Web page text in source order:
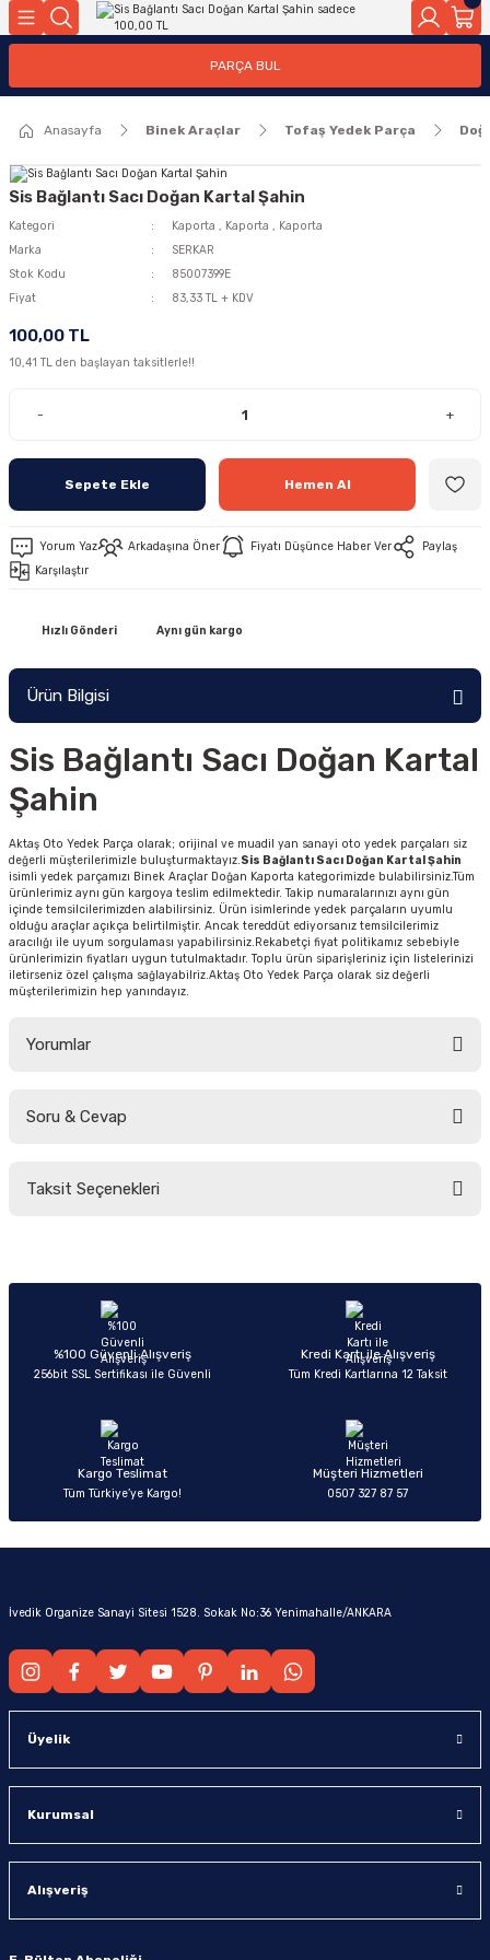
PARÇA BUL
Anasayfa Binek Araçlar Tofaş Yedek Parça
Sis Bağlantı Sacı Doğan Kartal Şahin
Kategori Kaporta , Kaporta , Kaporta
Marka
SERKAR
Stok Kodu
85007399E
Fiyat
83,33 TL + KDV
100,00 TL
10,41 TL den başlayan taksitlerle!!
- +
Sepete Ekle Hemen Al
Yorum Yaz Arkadaşına Öner Fiyatı Düşünce Haber Ver
Paylaş
Karşılaştır
Hızlı Gönderi Aynı gün kargo
Ürün Bilgisi
Sis Bağlantı Sacı Doğan Kartal
Şahin
Aktaş Oto Yedek Parça olarak; orijinal ve muadil yan sanayi oto yedek parçaları siz
değerli müşterilerimizle buluşturmaktayız.Sis Bağlantı Sacı Doğan Kartal Şahin
isimli yedek parçamızı Binek Araçlar Doğan Kaporta kategorimizde bulabilirsiniz.Tüm
ürünlerimiz aynı gün kargoya teslim edilmektedir. Takip numaralarınızı aynı gün
içinde temsilcilerimizden alabilirsiniz. Ürün isimlerinde yedek parçaların uyumlu
olduğu araçlar açıkça belirtilmiştir. Ancak tereddüt ediyorsanız temsilcilerimiz
aracılığı ile uyum sorgulaması yapabilirsiniz.Rekabetçi fiyat politikamız sebebiyle
ürünlerimizin fiyatları uygun tutulmaktadır. Toplu ürün siparişleriniz için listelerinizi
iletirseniz özel çalışma sağlayabilriz.Aktaş Oto Yedek Parça olarak siz değerli
müşterilerimizin hep yanındayız.
Yorumlar
Soru & Cevap
Taksit Seçenekleri
%100 Güvenli Alışveriş
256bit SSL Sertifikası ile Güvenli
Kredi Kartı ile Alışveriş
Tüm Kredi Kartlarına 12 Taksit
Kargo Teslimat
Tüm Türkiye’ye Kargo!
Müşteri Hizmetleri
0507 327 87 57
İvedik Organize Sanayi Sitesi 1528. Sokak No:36 Yenimahalle/ANKARA
Üyelik
Kurumsal
Alışveriş